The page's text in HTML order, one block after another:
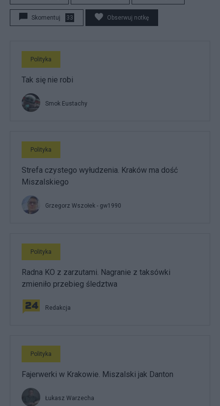
Skomentuj 33 Obserwuj notkę
Polityka
Tak się nie robi
Smok Eustachy
Polityka
Strefa czystego wyłudzenia. Kraków ma dość
Miszalskiego
Grzegorz Wszołek - gw1990
Polityka
Radna KO z zarzutami. Nagranie z taksówki
zmieniło przebieg śledztwa
Redakcja
Polityka
Fajerwerki w Krakowie. Miszalski jak Danton
Łukasz Warzecha